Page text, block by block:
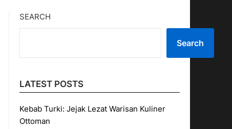
SEARCH
Search
LATEST POSTS
Kebab Turki: Jejak Lezat Warisan Kuliner
Ottoman